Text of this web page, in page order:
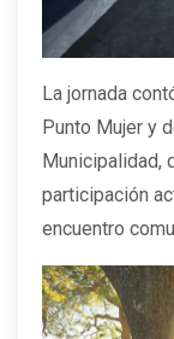
La jornada
Punto Mujer y
Municipalidad,
participación
encuentro